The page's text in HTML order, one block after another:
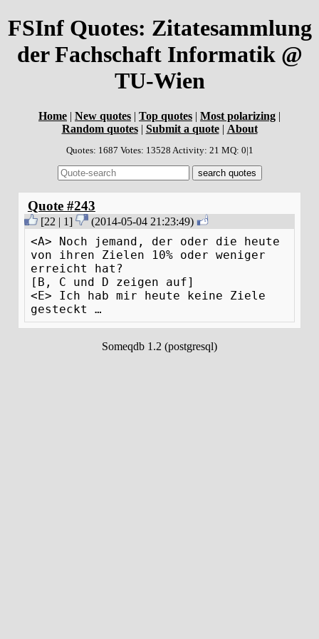
FSInf Quotes: Zitatesammlung
der Fachschaft Informatik @
TU-Wien
Home | New quotes | Top quotes | Most polarizing |
Random quotes| Submit a quote| About
Quotes: 1687 Votes: 13528 Activity: 21 MQ: 0|1
Quote #243
[22 | 1] (2014-05-04 21:23:49)
<A> Noch jemand, der oder die heute
von ihren Zielen 10% oder weniger
erreicht hat?
[B, C und D zeigen auf]
<E> Ich hab mir heute keine Ziele
gesteckt …
Someqdb 1.2 (postgresql)